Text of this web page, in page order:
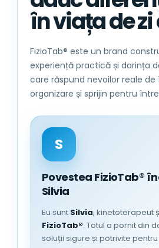
în viața de zi
FizioTab® este un brand
experiență practică și dorința
care răspund nevoilor reale
organizare și sprijin pentru
S
Povestea FizioTab®
Silvia
Eu sunt Silvia, kinetoterapeut
FizioTab®. Totul a pornit din
soluții sigure și potrivite